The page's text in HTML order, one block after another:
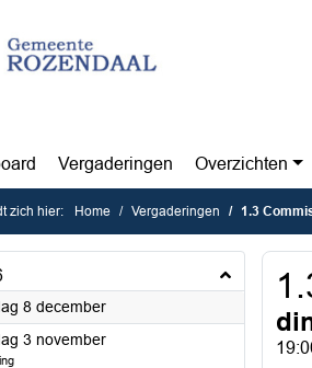
Vergaderingen Overzichten
zich hier: Home Vergaderingen 1.3
8 december2026
3 november2026